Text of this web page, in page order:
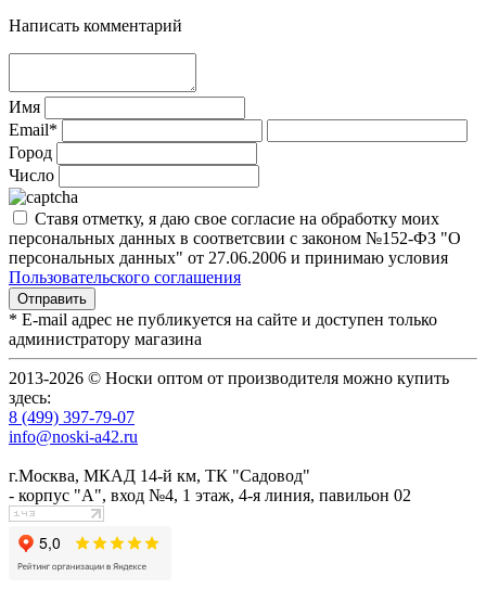
Написать комментарий
Имя
Email*
Город
Число
Ставя отметку, я даю свое согласие на обработку моих
персональных данных в соответсвии с законом №152-ФЗ "О
персональных данных" от 27.06.2006 и принимаю условия
Пользовательского соглашения
* E-mail адрес не публикуется на сайте и доступен только
администратору магазина
2013-2026 © Носки оптом от производителя можно купить
здесь:
8 (499) 397-79-07
info@noski-a42.ru
г.Москва, МКАД 14-й км, ТК "Садовод"
- корпус "А", вход №4, 1 этаж, 4-я линия, павильон 02